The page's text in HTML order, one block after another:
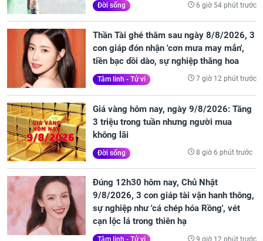
Đời sống 6 giờ 54 phút trước
Thần Tài ghé thăm sau ngày 8/8/2026, 3
con giáp đón nhận 'cơn mưa may mắn',
tiền bạc dồi dào, sự nghiệp thăng hoa
Tâm linh - Tử vi 7 giờ 12 phút trước
Giá vàng hôm nay, ngày 9/8/2026: Tăng
3 triệu trong tuần nhưng người mua
không lãi
Đời sống 8 giờ 6 phút trước
Đúng 12h30 hôm nay, Chủ Nhật
9/8/2026, 3 con giáp tài vận hanh thông,
sự nghiệp như 'cá chép hóa Rồng', vét
cạn lộc lá trong thiên hạ
9 giờ 12 phút trước